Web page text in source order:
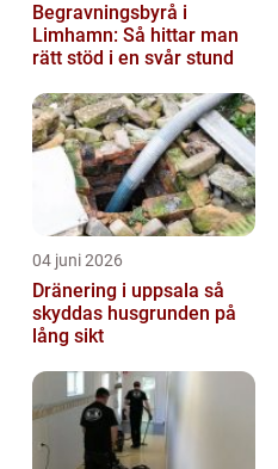
Begravningsbyrå i
Limhamn: Så hittar man
rätt stöd i en svår stund
04 juni 2026
Dränering i uppsala så
skyddas husgrunden på
lång sikt